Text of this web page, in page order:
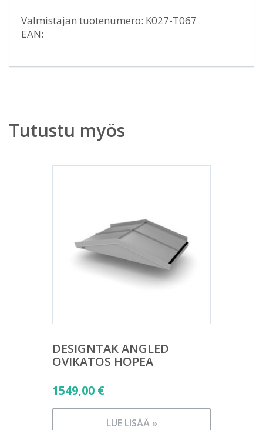
Valmistajan tuotenumero: K027-T067
EAN:
Tutustu myös
DESIGNTAK ANGLED
OVIKATOS HOPEA
1549,00 €
LUE LISÄÄ »